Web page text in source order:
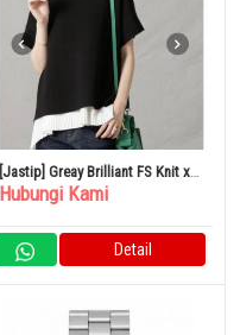
[Jastip] Greay Brilliant FS Knit x
Pleated Knit
Hubungi Kami
Detail